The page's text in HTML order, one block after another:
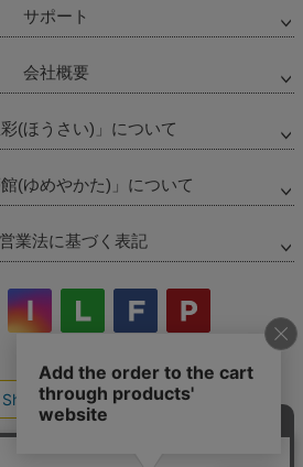
サポート
会社概要
(ほうさい)」について
(ゆめやかた)」について
業法に基づく表記
ださい
止について